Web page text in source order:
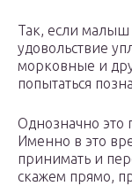
Так, если малыш
удовольствие
морковные и
попытаться
Однозначно это
Именно в это
принимать и
скажем прямо,